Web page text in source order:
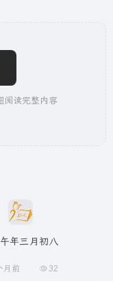
阅读完整内容
年三月初八
月前 32